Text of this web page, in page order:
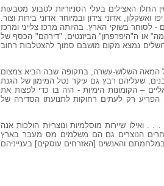
האצילים בעלי הסניוריות לטבוע מטבעות
אדוני צידון ובמיוחד אדוני בירות וצור.
לסוחר בשוקי הארץ. בהיותה מרכז צלייני ומרכז
או ה"היפרפרון" הביזנטים, "דירהם" הכסף של
נמצא מקום מושבם סמוך להצטלבות רחוב
המאה השלוש-עשרה, בתקופה שבה הביא צמצום
שעליהם רבץ גם עיקר נטל המימון של הגנת
– הקומונות הימיות - היה בו כדי לפצות את
רק לעתים רחוקות לתנועתו הסדירה של
שיירות מוסלמיות ונוצריות הולכות אנה
הנוצרים גם הם משלמים מס מעבר בארץ
והאנשים [האזרחים עוסקים] בענייניהם